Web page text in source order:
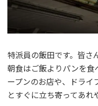
特派員の飯田です。皆さ
朝食はご飯よりパンを
ープンのお店や、ドライ
とすぐに立ち寄ってあれ